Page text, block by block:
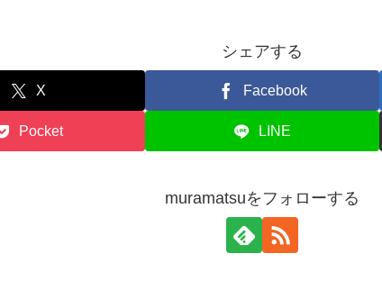
シェアする
X Facebook
Pocket LINE
muramatsuをフォローする